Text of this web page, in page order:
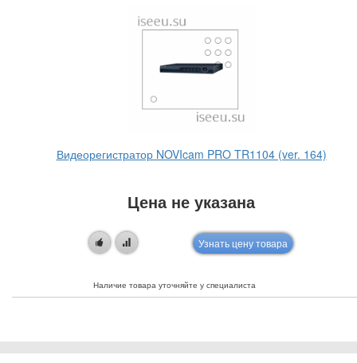
Видеорегистратор NOVIcam PRO TR1104 (ver. 164)
Цена не указана
Узнать цену товара
Наличие товара уточняйте у специалиста